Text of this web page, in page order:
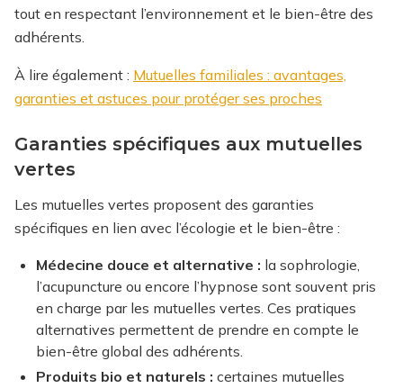
tout en respectant l’environnement et le bien-être des
adhérents.
À lire également : Mutuelles familiales : avantages,
garanties et astuces pour protéger ses proches
Garanties spécifiques aux mutuelles
vertes
Les mutuelles vertes proposent des garanties
spécifiques en lien avec l’écologie et le bien-être :
Médecine douce et alternative : la sophrologie,
l’acupuncture ou encore l’hypnose sont souvent pris
en charge par les mutuelles vertes. Ces pratiques
alternatives permettent de prendre en compte le
bien-être global des adhérents.
Produits bio et naturels : certaines mutuelles